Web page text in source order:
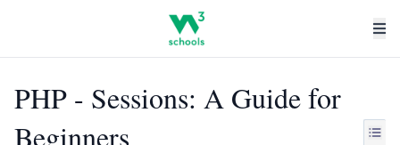
PHP - Sessions: A Guide for
Beginners